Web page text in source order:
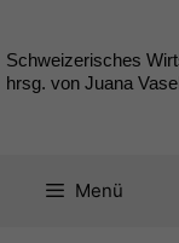
Schweizerisches
hrsg. von Juana
Menü